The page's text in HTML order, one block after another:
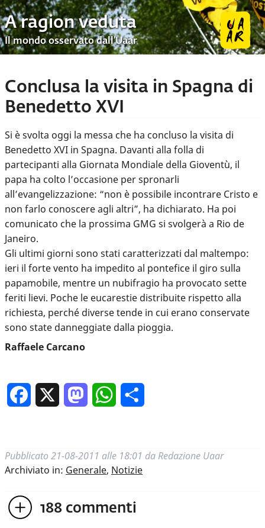
A ragion veduta
Il mondo osservato dall’Uaar
Conclusa la visita in Spagna di
Benedetto XVI
Si è svolta oggi la messa che ha concluso la visita di
Benedetto XVI in Spagna. Davanti alla folla di
partecipanti alla Giornata Mondiale della Gioventù, il
papa ha colto l’occasione per spronarli
all’evangelizzazione: “non è possibile incontrare Cristo e
non farlo conoscere agli altri”, ha dichiarato. Ha poi
comunicato che la prossima GMG si svolgerà a Rio de
Janeiro.
Gli ultimi giorni sono stati caratterizzati dal maltempo:
ieri il forte vento ha impedito al pontefice il giro sulla
papamobile, mentre un nubifragio ha provocato sette
feriti lievi. Poche le eucarestie distribuite rispetto alla
richiesta, perché diverse tende in cui erano conservate
sono state danneggiate dalla pioggia.
Raffaele Carcano
Facebook MastodonWhatsApp
Pubblicato 21-08-2011 alle 18:01 da Redazione Uaar
Archiviato in: Generale, Notizie
188 commenti